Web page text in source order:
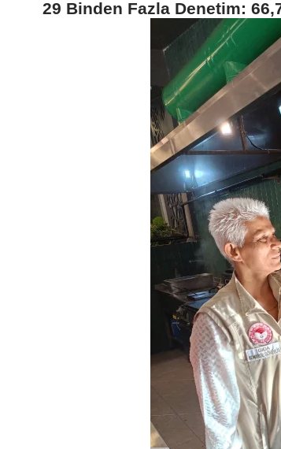
29 Binden Fazla Denetim: